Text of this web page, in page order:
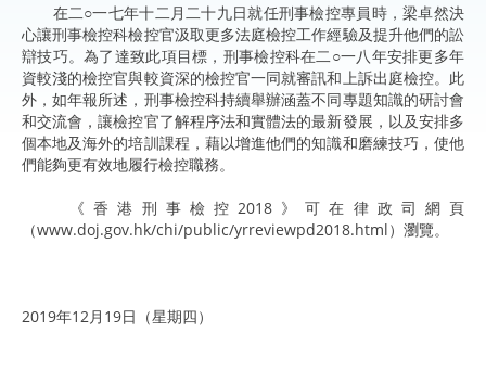
在二○一七年十二月二十九日就任刑事檢控專員時，梁卓然決
心讓刑事檢控科檢控官汲取更多法庭檢控工作經驗及提升他們的訟
辯技巧。為了達致此項目標，刑事檢控科在二○一八年安排更多年
資較淺的檢控官與較資深的檢控官一同就審訊和上訴出庭檢控。此
外，如年報所述，刑事檢控科持續舉辦涵蓋不同專題知識的研討會
和交流會，讓檢控官了解程序法和實體法的最新發展，以及安排多
個本地及海外的培訓課程，藉以增進他們的知識和磨練技巧，使他
們能夠更有效地履行檢控職務。
《香港刑事檢控2018》可在律政司網頁
（www.doj.gov.hk/chi/public/yrreviewpd2018.html）瀏覽。
2019年12月19日（星期四）